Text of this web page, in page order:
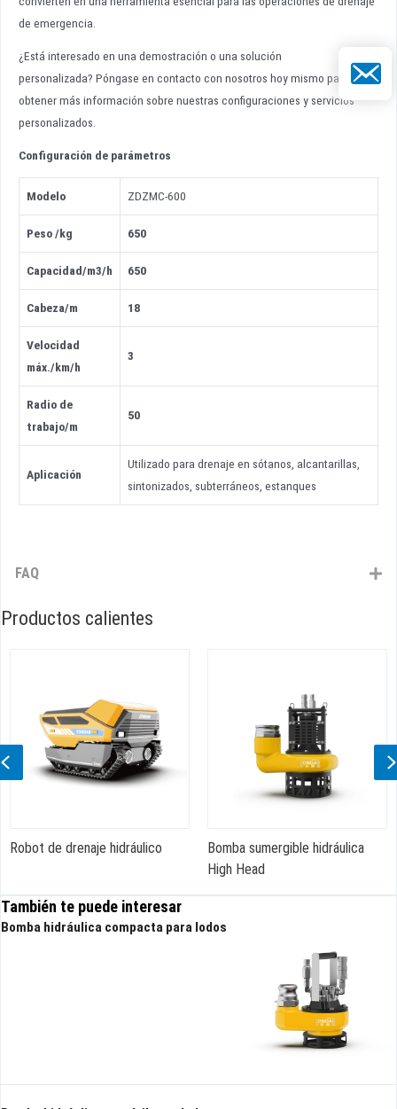
de emergencia.
¿Está interesado en una demostración o una solución
personalizada? Póngase en contacto con nosotros hoy mismo para
obtener más información sobre nuestras configuraciones y servicios
personalizados.
Configuración de parámetros
Modelo ZDZMC-600
Peso/kg 650
Capacidad/m3/h 650
Cabeza/m 18
Velocidad
máx./km/h
3
Radio de
trabajo/m
50
Aplicación
Utilizado para drenaje en sótanos, alcantarillas,
sintonizados, subterráneos, estanques
FAQ
Productos calientes
Bomba sumergible hidráulica
Bomba hidráulica
Previous
También te puede interesar
Bomba hidráulica compacta para lodos
Correo